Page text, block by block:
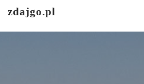
zdajgo.pl